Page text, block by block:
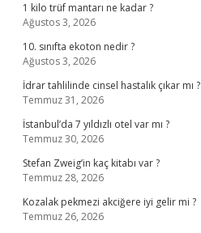
1 kilo trüf mantarı ne kadar ?
Ağustos 3, 2026
10. sınıfta ekoton nedir ?
Ağustos 3, 2026
İdrar tahlilinde cinsel hastalık çıkar mı ?
Temmuz 31, 2026
İstanbul’da 7 yıldızlı otel var mı ?
Temmuz 30, 2026
Stefan Zweig’in kaç kitabı var ?
Temmuz 28, 2026
Kozalak pekmezi akciğere iyi gelir mi ?
Temmuz 26, 2026